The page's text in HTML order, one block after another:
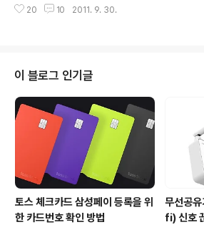
Protector 라는 어플이 가장 마음에 들더군요. 무료 인
위를 카카오톡을 선정할 정도니 국내 기업으로서 대단
마트폰이 아닌 사용자는 많이 불편하죠. ㅋ 그런데 요즘
끔 카카오톡으로 문자를 날리면 한번씩 전송 되지 않는
우가 종종 있더군요. 난 보냈는데 받는 사람은 다음날 받
보는 경우도 있고, 내가 전송 했는데 전송 실패가 계속
경우도 있구 말이죠. 3G 상태는 정상이고 인터넷을 해
제대로 열리는데 이렇게 전송이..
20 10 2011. 9. 30.
이 블로그 인기글
토스 체크카드 삼성페이 등록을 위
한 카드번호 확인 방법
무선공
fi) 신호